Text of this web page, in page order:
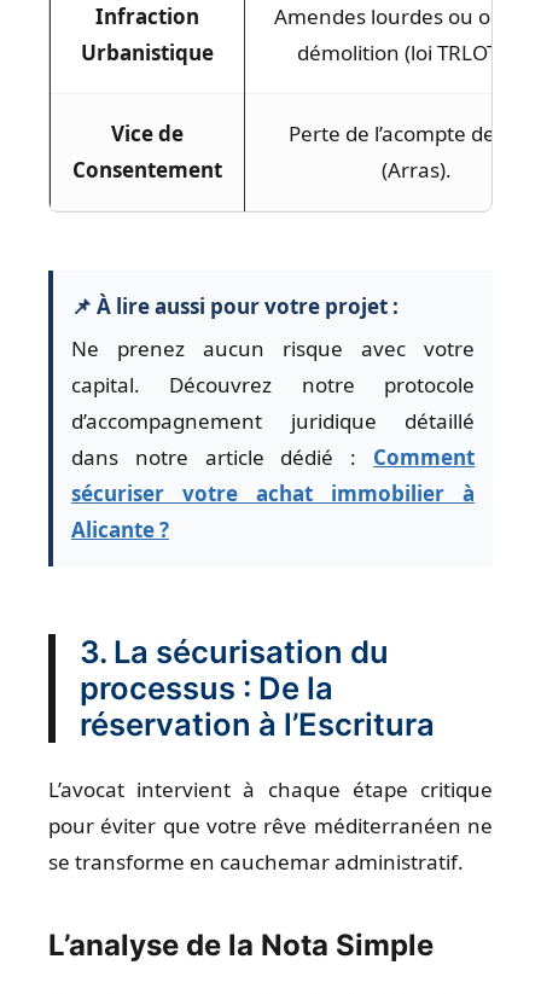
Infraction
Urbanistique
Amendes lourdes ou ordre
démolition (loi TRLOTUP).
Vice de
Consentement
Perte de l’acompte de 10
(Arras).
📌 À lire aussi pour votre projet :
Ne prenez aucun risque avec votre
capital. Découvrez notre protocole
d’accompagnement juridique détaillé
dans notre article dédié : Comment
sécuriser votre achat immobilier à
Alicante ?
3. La sécurisation du
processus : De la
réservation à l’Escritura
L’avocat intervient à chaque étape critique
pour éviter que votre rêve méditerranéen ne
se transforme en cauchemar administratif.
L’analyse de la Nota Simple